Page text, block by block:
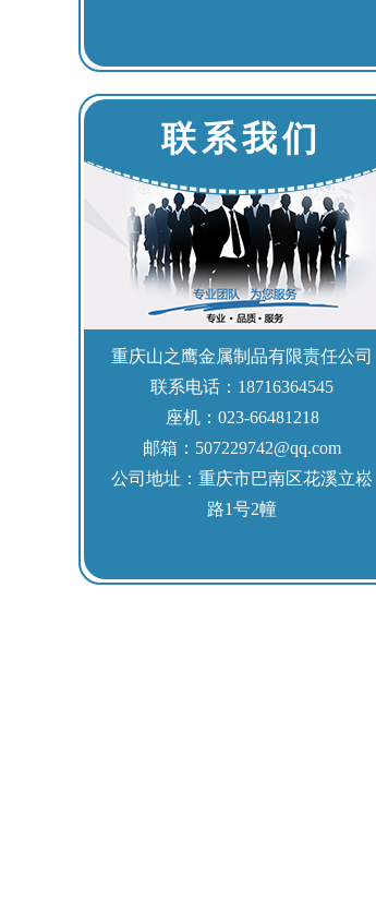
联系我们
重庆山之鹰金属制品有限责任公司
联系电话：18716364545
座机：023-66481218
邮箱：507229742@qq.com
公司地址：重庆市巴南区花溪立崧
路1号2幢